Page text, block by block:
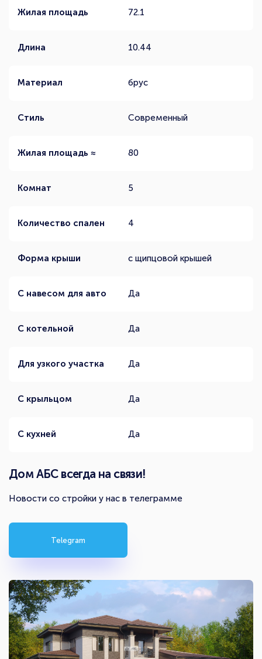
Жилая площадь 72.1
Длина 10.44
Материал брус
Стиль Современный
Жилая площадь ≈ 80
Комнат 5
Количество спален 4
Форма крыши с щипцовой крышей
С навесом для авто Да
С котельной Да
Для узкого участка Да
С крыльцом Да
С кухней Да
Дом АБС всегда на связи!
Новости со стройки у нас в телеграмме
Telegram